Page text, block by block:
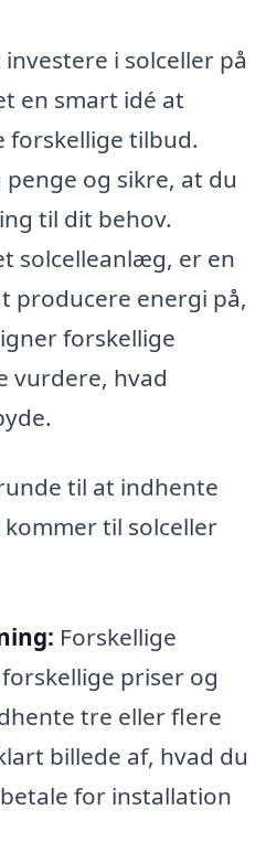
i solceller på
en smart idé at
forskellige tilbud.
og sikre, at du
til dit behov.
solcelleanlæg, er en
producere energi på,
forskellige
vurdere, hvad
til at indhente
til solceller
Forskellige
priser og
tre eller flere
billede af, hvad du
for installation